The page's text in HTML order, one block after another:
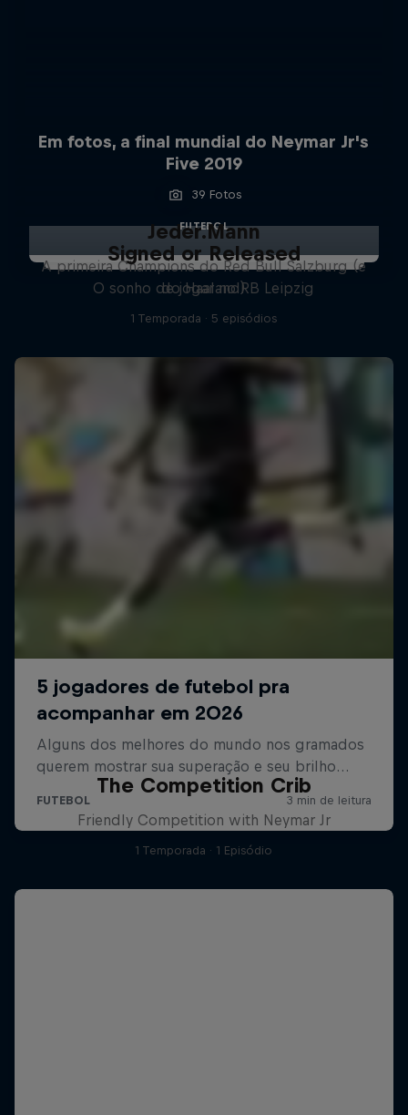
Em fotos, a final mundial do Neymar Jr's
Five 2019
39 Fotos
FUTEBOL
Jeder.Mann
A primeira Champions do Red Bull Salzburg (e
do Haaland)
Signed or Released
O sonho de jogar no RB Leipzig
1 Temporada · 5 episódios
The Competition Crib
Friendly Competition with Neymar Jr
1 Temporada · 1 Episódio